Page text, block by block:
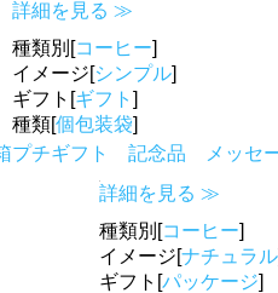
詳細を見る ≫
種類別[コーヒー]
イメージ[シンプル]
ギフト[ギフト ]
種類[個包装袋]
プチギフト 記念品 メッセ
詳細を見る ≫
種類別[コーヒー]
イメージ[ナチュラル
ギフト[パッケージ]